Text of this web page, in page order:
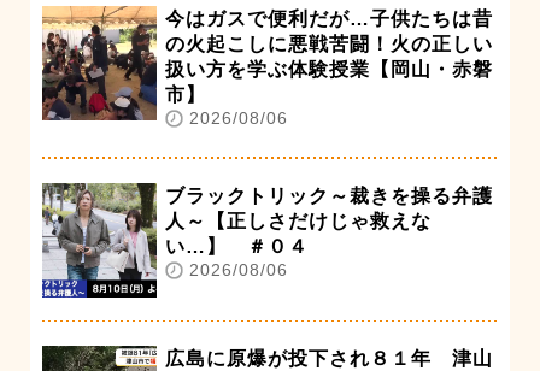
今はガスで便利だが…子供たちは昔
の火起こしに悪戦苦闘！火の正しい
扱い方を学ぶ体験授業【岡山・赤磐
市】
2026/08/06
ブラックトリック～裁きを操る弁護
人～【正しさだけじゃ救えな
い…】 ＃０４
2026/08/06
広島に原爆が投下され８１年 津山